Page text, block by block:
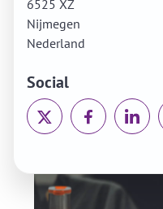
6525 XZ
Nijmegen
Nederland
Social